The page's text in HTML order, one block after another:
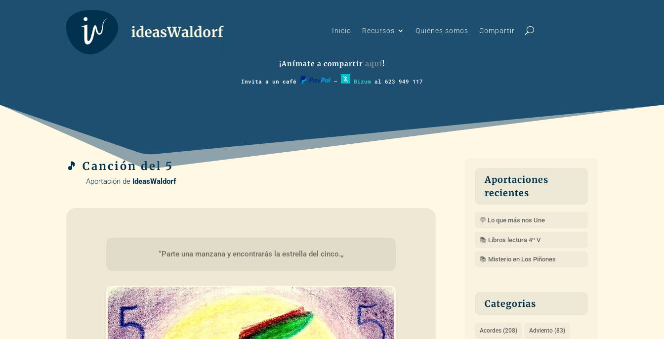
Inicio Recursos Quiénes somos Compartir
¡Anímate a compartir aquí!
Invita a un café – Bizum al 623 949 117
🎵 Canción del 5
Aportación de IdeasWaldorf
“Parte una manzana y encontrarás la estrella del cinco.„
Aportaciones
recientes
💬 Lo que más nos Une
📚 Libros lectura 4º V
📚 Misterio en Los Piñones
Categorias
Acordes(208) Adviento(83)